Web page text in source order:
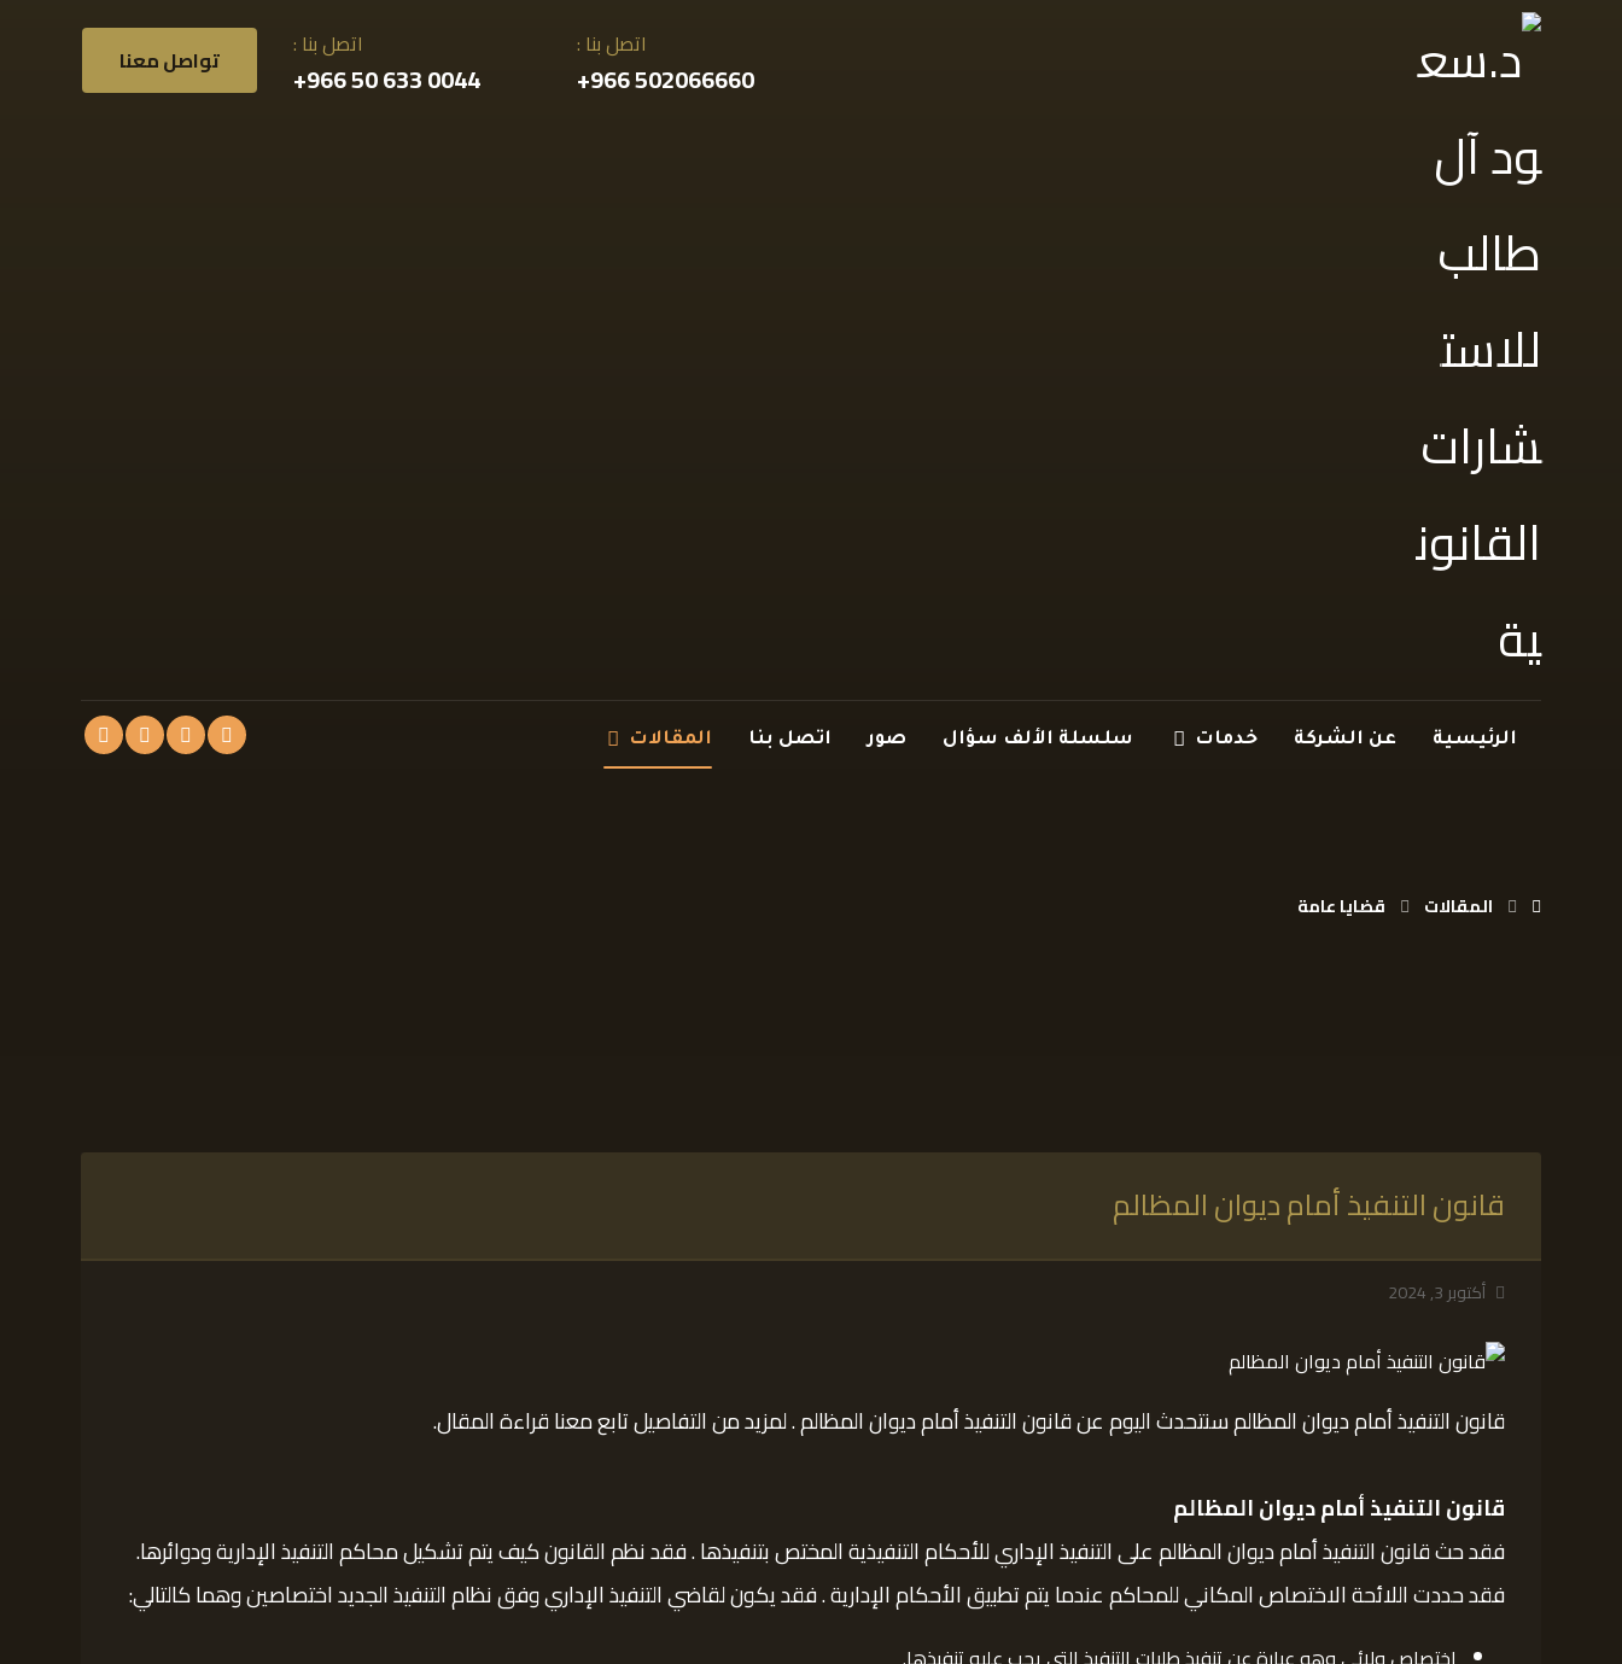
تواصل معنا اتصل بنا :
0044 633 50 966+
اتصل بنا :
502066660 966+
الرئيسية عن الشركة خدمات سلسلة الألف سؤال صور اتصل بنا المقالات
المقالات قضايا عامة
قانون التنفيذ أمام ديوان المظالم
أكتوبر 3, 2024
قانون التنفيذ أمام ديوان المظالم سنتحدث اليوم عن قانون التنفيذ أمام ديوان المظالم . لمزيد من التفاصيل تابع معنا قراءة المقال.
قانون التنفيذ أمام ديوان المظالم
فقد حث قانون التنفيذ أمام ديوان المظالم على التنفيذ الإداري للأحكام التنفيذية المختص بتنفيذها . فقد نظم القانون كيف يتم تشكيل محاكم التنفيذ الإدارية ودوائرها.
فقد حددت اللائحة الاختصاص المكاني للمحاكم عندما يتم تطبيق الأحكام الإدارية . فقد يكون لقاضي التنفيذ الإداري وفق نظام التنفيذ الجديد اختصاصين وهما كالتالي: